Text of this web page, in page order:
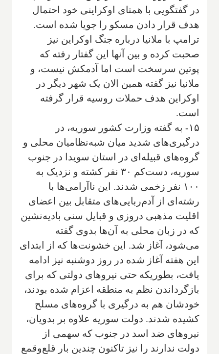
در گفتگویی با همتای اوکراینی خود احتمال
هدف قرار دادن مسکو را جویا شده است.
ترامپ با ملانیا درباره جنگ اوکراین نیز
صحبت کرده و بین آنها این گفتار رفته که
پوتین سرسخت است اما آدمکش نیست، و
ملانیا نیز گفته همین الان یک شهر دیگر در
اوکراین هدف حملات روسیه قرار گرفته
است.
۱۵- به گفته وزارت کشور سوریه، در
درگیری‌های شدید میان شبه‌نظامیان محلی و
گروه‌های قبیله‌ای در استان سویدا در جنوب
سوریه، دست‌کم ۳۰ نفر کشته و نزدیک به
۱۰۰ نفر زخمی شدند. این ناآرامی‌ها با
رشته‌ای از آدم‌ربایی‌های متقابل بین اعضای
اقلیت مذهبی دروزی و قبایل سنی بادیه‌نشین
که در زبان محلی به آن‌ها بدوی گفته
می‌شود، آغاز شد. این خشونت‌ها که از ابتدای
این هفته آغاز شده در روز دوشنبه نیز ادامه
یافت، بطوریکه حتی نیروهای دولتی که برای
بازگرداندن نظم به منطقه اعزام شده بودند،
خودشان هم به درگیری با گروه‌های مسلح
کشیده شدند. دولت سوریه علاوه بر بدویان،
نیروهای ضد اسد در جنوب که سهمی از
دولت ندارند را نیز تاکنون چندین بار قلع‌وقمع